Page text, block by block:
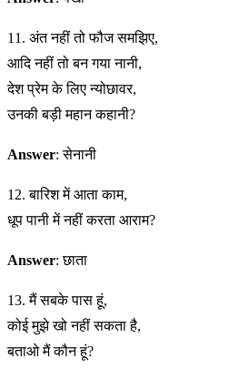
11. अंत नहीं तो फौज समझिए,
आदि नहीं तो बन गया नानी,
देश प्रेम के लिए न्योछावर,
उनकी बड़ी महान कहानी?
Answer: सेनानी
12. बारिश में आता काम,
धूप पानी में नहीं करता आराम?
Answer: छाता
13. मैं सबके पास हूं,
कोई मुझे खो नहीं सकता है,
बताओ मैं कौन हूं?